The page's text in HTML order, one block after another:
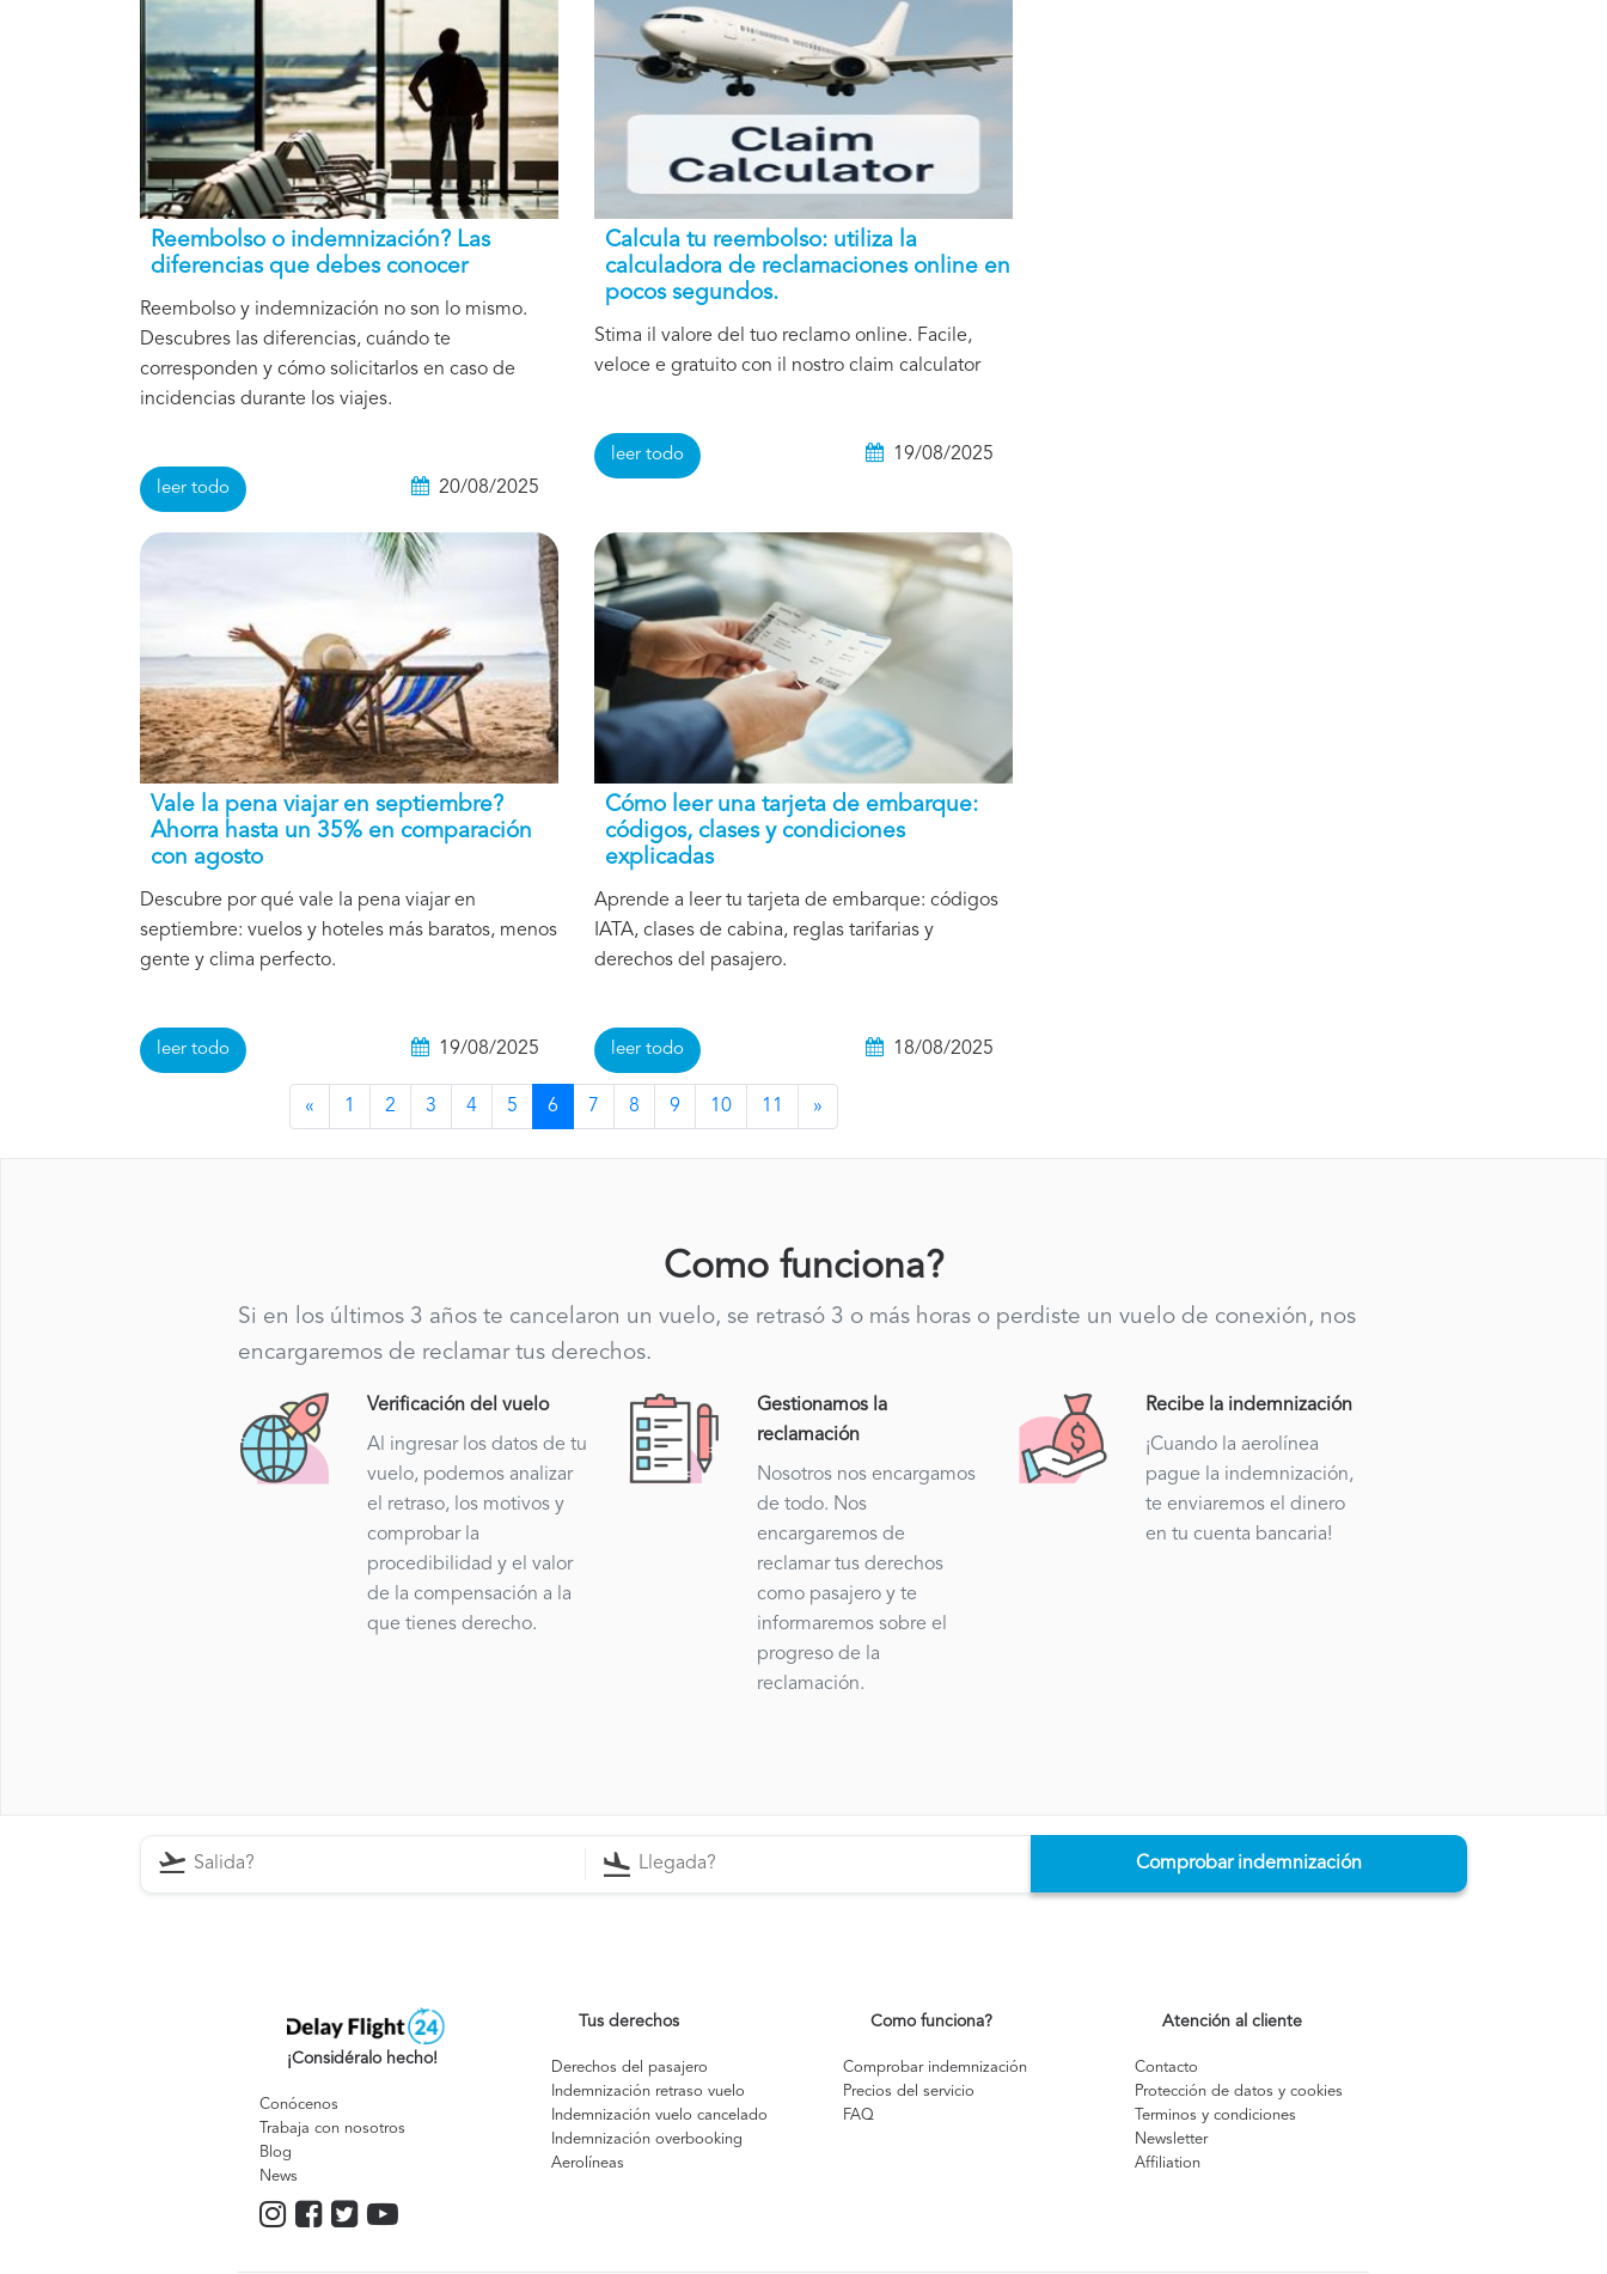
Reembolso o indemnización? Las
diferencias que debes conocer
Reembolso y indemnización no son lo mismo.
Descubres las diferencias, cuándo te
corresponden y cómo solicitarlos en caso de
incidencias durante los viajes.
leer todo 20/08/2025
Calcula tu reembolso: utiliza la
calculadora de reclamaciones online en
pocos segundos.
Stima il valore del tuo reclamo online. Facile,
veloce e gratuito con il nostro claim calculator
leer todo 19/08/2025
Vale la pena viajar en septiembre?
Ahorra hasta un 35% en comparación
con agosto
Descubre por qué vale la pena viajar en
septiembre: vuelos y hoteles más baratos, menos
gente y clima perfecto.
leer todo 19/08/2025
Cómo leer una tarjeta de embarque:
códigos, clases y condiciones
explicadas
Aprende a leer tu tarjeta de embarque: códigos
IATA, clases de cabina, reglas tarifarias y
derechos del pasajero.
leer todo 18/08/2025
« 1 2 3 4 5 6 7 8 9 10 11 »
Como funciona?
Si en los últimos 3 años te cancelaron un vuelo, se retrasó 3 o más horas o perdiste un vuelo de conexión, nos
encargaremos de reclamar tus derechos.
Verificación del vuelo
Al ingresar los datos de tu
vuelo, podemos analizar
el retraso, los motivos y
comprobar la
procedibilidad y el valor
de la compensación a la
que tienes derecho.
Gestionamos la
reclamación
Nosotros nos encargamos
de todo. Nos
encargaremos de
reclamar tus derechos
como pasajero y te
informaremos sobre el
progreso de la
reclamación.
Recibe la indemnización
¡Cuando la aerolínea
pague la indemnización,
te enviaremos el dinero
en tu cuenta bancaria!
Comprobar indemnización
¡Considéralo hecho!
Conócenos
Trabaja con nosotros
Blog
News
Tus derechos
Derechos del pasajero
Indemnización retraso vuelo
Indemnización vuelo cancelado
Indemnización overbooking
Aerolíneas
Como funciona?
Comprobar indemnización
Precios del servicio
FAQ
Atención al cliente
Contacto
Protección de datos y cookies
Terminos y condiciones
Newsletter
Affiliation